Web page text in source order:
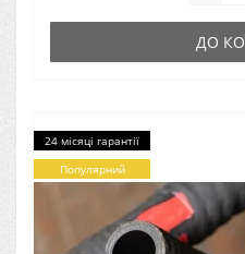
ДО
24 місяці гарантії
Популярний